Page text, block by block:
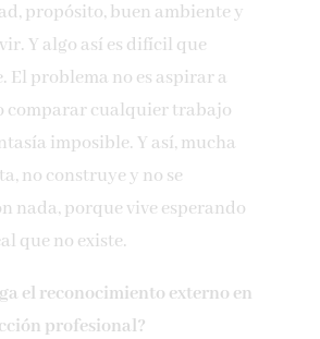
propósito, buen ambiente y
Y algo así es difícil que
El problema no es aspirar a
comparar cualquier trabajo
imposible. Y así, mucha
no construye y no se
nada, porque vive esperando
que no existe.
el reconocimiento externo en
profesional?